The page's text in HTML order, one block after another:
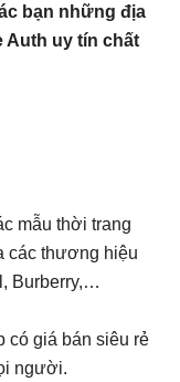
bạn những địa
Auth uy tín chất
mẫu thời trang
các thương hiệu
Burberry,…
có giá bán siêu rẻ
người.